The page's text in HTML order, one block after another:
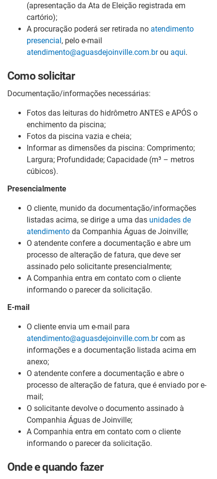
(apresentação da Ata de Eleição registrada em
cartório);
A procuração poderá ser retirada no atendimento
presencial, pelo e-mail
atendimento@aguasdejoinville.com.brou aqui.
Como solicitar
Documentação/informações necessárias:
Fotos das leituras do hidrômetro ANTES e APÓS o
enchimento da piscina;
Fotos da piscina vazia e cheia;
Informar as dimensões da piscina: Comprimento;
Largura; Profundidade; Capacidade (m³ – metros
cúbicos).
Presencialmente
O cliente, munido da documentação/informações
listadas acima, se dirige a uma das unidades de
atendimento da Companhia Águas de Joinville;
O atendente confere a documentação e abre um
processo de alteração de fatura, que deve ser
assinado pelo solicitante presencialmente;
A Companhia entra em contato com o cliente
informando o parecer da solicitação.
E-mail
O cliente envia um e-mail para
atendimento@aguasdejoinville.com.brcom as
informações e a documentação listada acima em
anexo;
O atendente confere a documentação e abre o
processo de alteração de fatura, que é enviado por e-
mail;
O solicitante devolve o documento assinado à
Companhia Águas de Joinville;
A Companhia entra em contato com o cliente
informando o parecer da solicitação.
Onde e quando fazer